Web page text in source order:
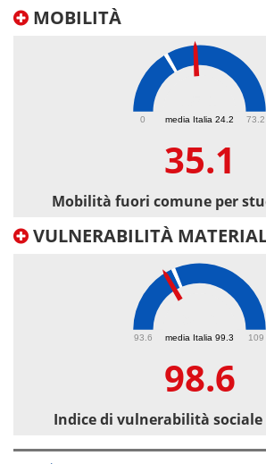
MOBILITÀ
media Italia 24.2
0 73.2
35.1
Mobilità fuori comune per
VULNERABILITÀ
media Italia 99.3
93.6 109
98.6
Indice di vulnerabilità